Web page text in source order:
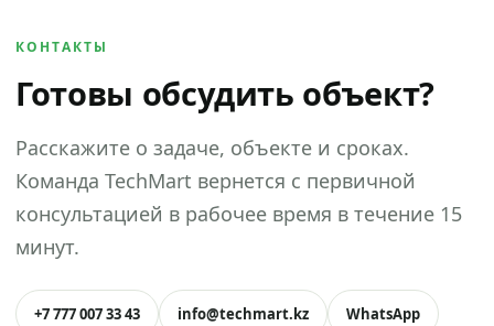
КОНТАКТЫ
Готовы обсудить объект?
Расскажите о задаче, объекте и сроках.
Команда TechMart вернется с первичной
консультацией в рабочее время в течение 15
минут.
+7 777 007 33 43 info@techmart.kz WhatsApp